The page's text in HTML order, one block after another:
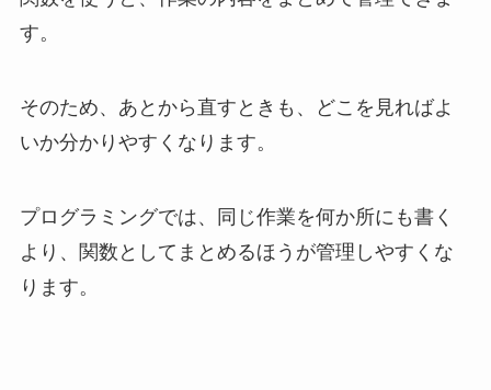
す。
そのため、あとから直すときも、どこを見ればよ
いか分かりやすくなります。
プログラミングでは、同じ作業を何か所にも書く
より、関数としてまとめるほうが管理しやすくな
ります。